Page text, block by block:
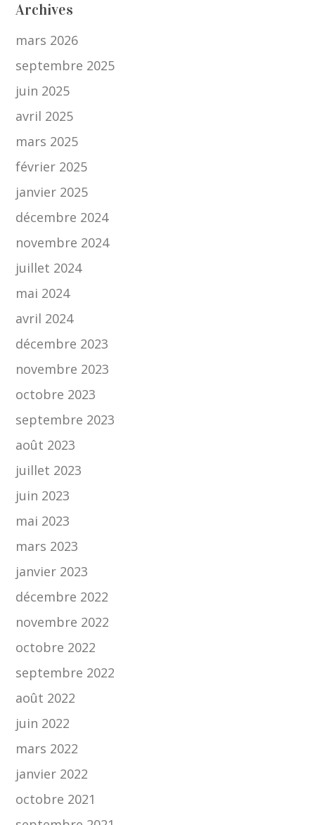
Archives
mars 2026
septembre 2025
juin 2025
avril 2025
mars 2025
février 2025
janvier 2025
décembre 2024
novembre 2024
juillet 2024
mai 2024
avril 2024
décembre 2023
novembre 2023
octobre 2023
septembre 2023
août 2023
juillet 2023
juin 2023
mai 2023
mars 2023
janvier 2023
décembre 2022
novembre 2022
octobre 2022
septembre 2022
août 2022
juin 2022
mars 2022
janvier 2022
octobre 2021